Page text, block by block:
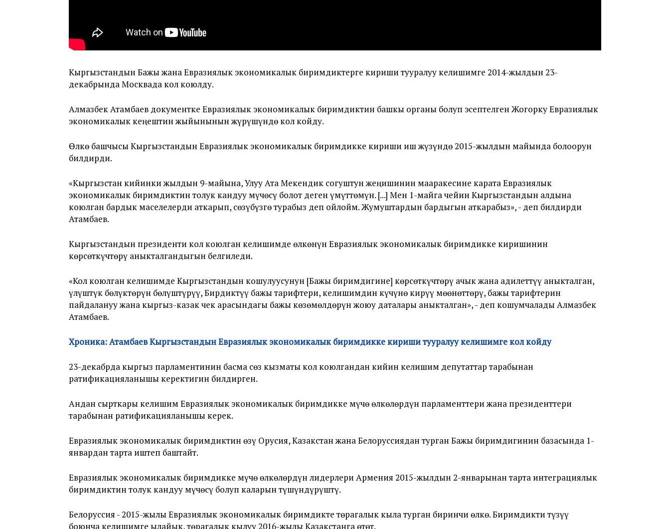
Кыргызстандын Бажы жана Евразиялык экономикалык биримдиктерге кириши тууралуу келишимге 2014-жылдын 23-
декабрында Москвада кол коюлду.
Алмазбек Атамбаев документке Евразиялык экономикалык биримдиктин башкы органы болуп эсептелген Жогорку Евразиялык
экономикалык кеңештин жыйынынын жүрүшүндө кол койду.
Өлкө башчысы Кыргызстандын Евразиялык экономикалык биримдикке кириши иш жүзүндө 2015-жылдын майында болоорун
билдирди.
«Кыргызстан кийинки жылдын 9-майына, Улуу Ата Мекендик согуштун жеңишинин мааракесине карата Евразиялык
экономикалык биримдиктин толук кандуу мүчөсү болот деген үмүттөмүн. [...] Мен 1-майга чейин Кыргызстандын алдына
коюлган бардык маселелерди аткарып, сөзүбүзгө турабыз деп ойлойм. Жумуштардын бардыгын аткарабыз», - деп билдирди
Атамбаев.
Кыргызстандын президенти кол коюлган келишимде өлкөнүн Евразиялык экономикалык биримдикке киришинин
көрсөткүчтөрү аныкталгандыгын белгиледи.
«Кол коюлган келишимде Кыргызстандын кошулуусунун [Бажы биримдигине] көрсөткүчтөрү ачык жана адилеттүү аныкталган,
үлүштүк бөлүктөрүн бөлүштүрүү, Бирдиктүү бажы тарифтери, келишимдин күчүнө кирүү мөөнөттөрү, бажы тарифтерин
пайдалануу жана кыргыз-казак чек арасындагы бажы көзөмөлдөрүн жоюу даталары аныкталган», - деп кошумчалады Алмазбек
Атамбаев.
Хроника: Атамбаев Кыргызстандын Евразиялык экономикалык биримдикке кириши тууралуу келишимге кол койду
23-декабрда кыргыз парламентинин басма сөз кызматы кол коюлгандан кийин келишим депутаттар тарабынан
ратификацияланышы керектигин билдирген.
Андан сырткары келишим Евразиялык экономикалык биримдикке мүчө өлкөлөрдүн парламенттери жана президенттери
тарабынан ратификацияланышы керек.
Евразиялык экономикалык биримдиктин өзү Орусия, Казакстан жана Белоруссиядан турган Бажы биримдигинин базасында 1-
январдан тарта иштеп баштайт.
Евразиялык экономикалык биримдикке мүчө өлкөлөрдүн лидерлери Армения 2015-жылдын 2-январынан тарта интеграциялык
биримдиктин толук кандуу мүчөсү болуп каларын түшүндүрүштү.
Белоруссия - 2015-жылы Евразиялык экономикалык биримдикте төрагалык кыла турган биринчи өлкө. Биримдикти түзүү
боюнча келишимге ылайык, төрагалык кылуу 2016-жылы Казакстанга өтөт.